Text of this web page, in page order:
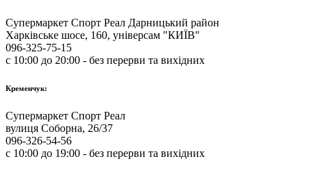
Супермаркет Спорт Реал Дарницький район
Харківське шосе, 160, універсам "КИЇВ"
096-325-75-15
с 10:00 до 20:00 - без перерви та вихідних
Кременчук:
Супермаркет Спорт Реал
вулиця Соборна, 26/37
096-326-54-56
с 10:00 до 19:00 - без перерви та вихідних